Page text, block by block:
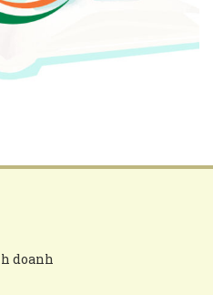
doanh